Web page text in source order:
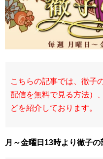
こちらの記事では、徹子
配信を無料で見る方法）
どを紹介しております。
月～金曜日13時より徹子の